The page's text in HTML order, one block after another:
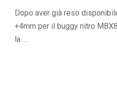
Dopo aver già reso
+4mm per il buggy nitro
la …